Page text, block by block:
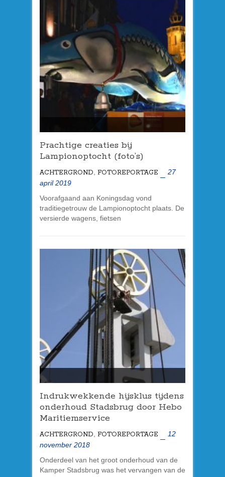
Prachtige creaties bij
Lampionoptocht (foto’s)
ACHTERGROND FOTOREPORTAGE
27
april 2019
Voorafgaand aan Koningsdag vond
traditiegetrouw de Lampionoptocht plaats. De
versierde wagens, fietsen
Indrukwekkende hijsklus tijdens
onderhoud Stadsbrug door Hebo
Maritiemservice
ACHTERGROND, FOTOREPORTAGE
12
november 2018
Onderdeel van het groot onderhoud van de
Kamper Stadsbrug was het vervangen van de